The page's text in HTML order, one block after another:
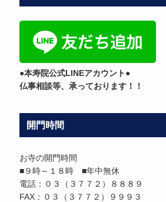
ゴ
リ
●本寿院公式LINEアカウント●
仏事相談等、承っております！！
開門時間
お寺の開門時間
■９時～１８時 ■年中無休
電話：０３（３７７２）８８８９
FAX：０３（３７７２）９９９３